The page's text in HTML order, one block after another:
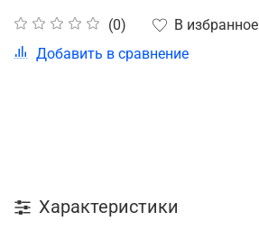
(0)
В избранное
Добавить в сравнение
Характеристики